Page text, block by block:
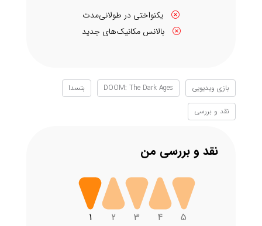
یکنواختی در طولانی‌مدت
بالانس مکانیک‌های جدید
بازی ویدیویی DOOM: The Dark Ages بتسدا
نقد و بررسی
نقد و بررسی من
1 2 3 4 5